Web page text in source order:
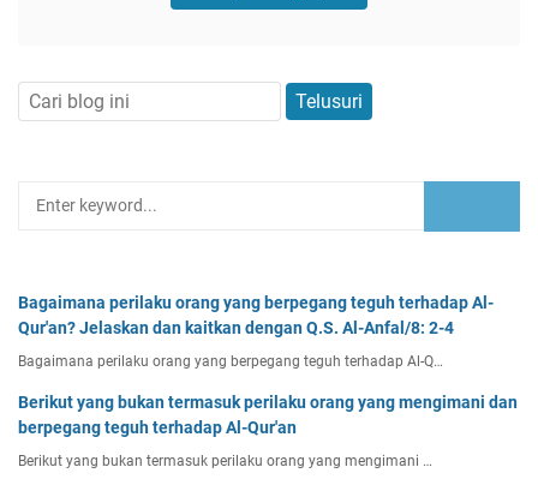
Bagaimana perilaku orang yang berpegang teguh terhadap Al-
Qur'an? Jelaskan dan kaitkan dengan Q.S. Al-Anfal/8: 2-4
Bagaimana perilaku orang yang berpegang teguh terhadap Al-Q…
Berikut yang bukan termasuk perilaku orang yang mengimani dan
berpegang teguh terhadap Al-Qur'an
Berikut yang bukan termasuk perilaku orang yang mengimani …